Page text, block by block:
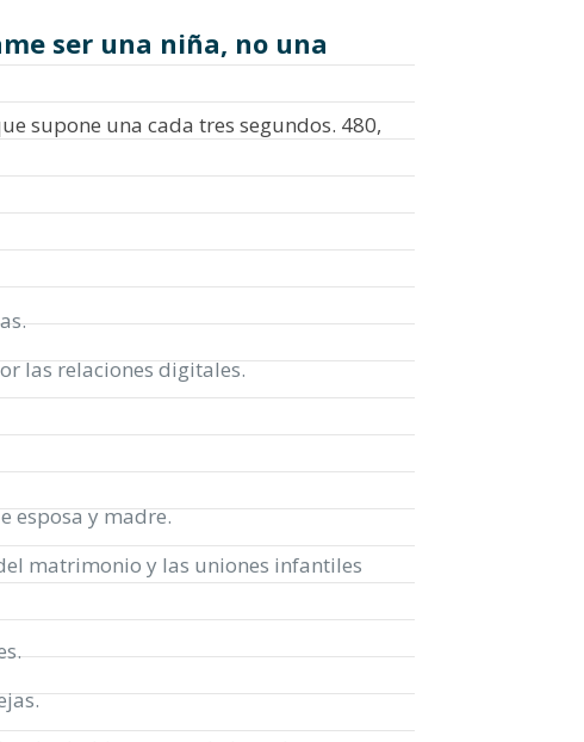
ser una niña, no una
supone una cada tres segundos. 480,
las relaciones digitales.
esposa y madre.
matrimonio y las uniones infantiles